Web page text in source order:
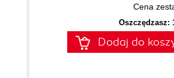
Cena
Oszczędzasz:
Dodaj do